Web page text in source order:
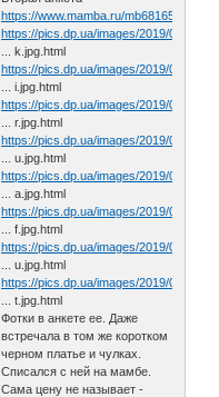
https://www.mamba.ru/mb681651435
https://pics.dp.ua/images/2019/02/kyszn
... k.jpg.html
https://pics.dp.ua/images/2019/02/dnuz5
... i.jpg.html
https://pics.dp.ua/images/2019/02/
... r.jpg.html
https://pics.dp.ua/images/2019/02/f6sw6
... u.jpg.html
https://pics.dp.ua/images/2019/02/q0fu8
... a.jpg.html
https://pics.dp.ua/images/2019/02/17dek
... f.jpg.html
https://pics.dp.ua/images/2019/02/xzc98
... u.jpg.html
https://pics.dp.ua/images/2019/02/j574d
... t.jpg.html
Фотки в анкете ее. Даже
встречала в том же коротком
черном платье и чулках.
Списался с ней на мамбе.
Сама цену не называет -